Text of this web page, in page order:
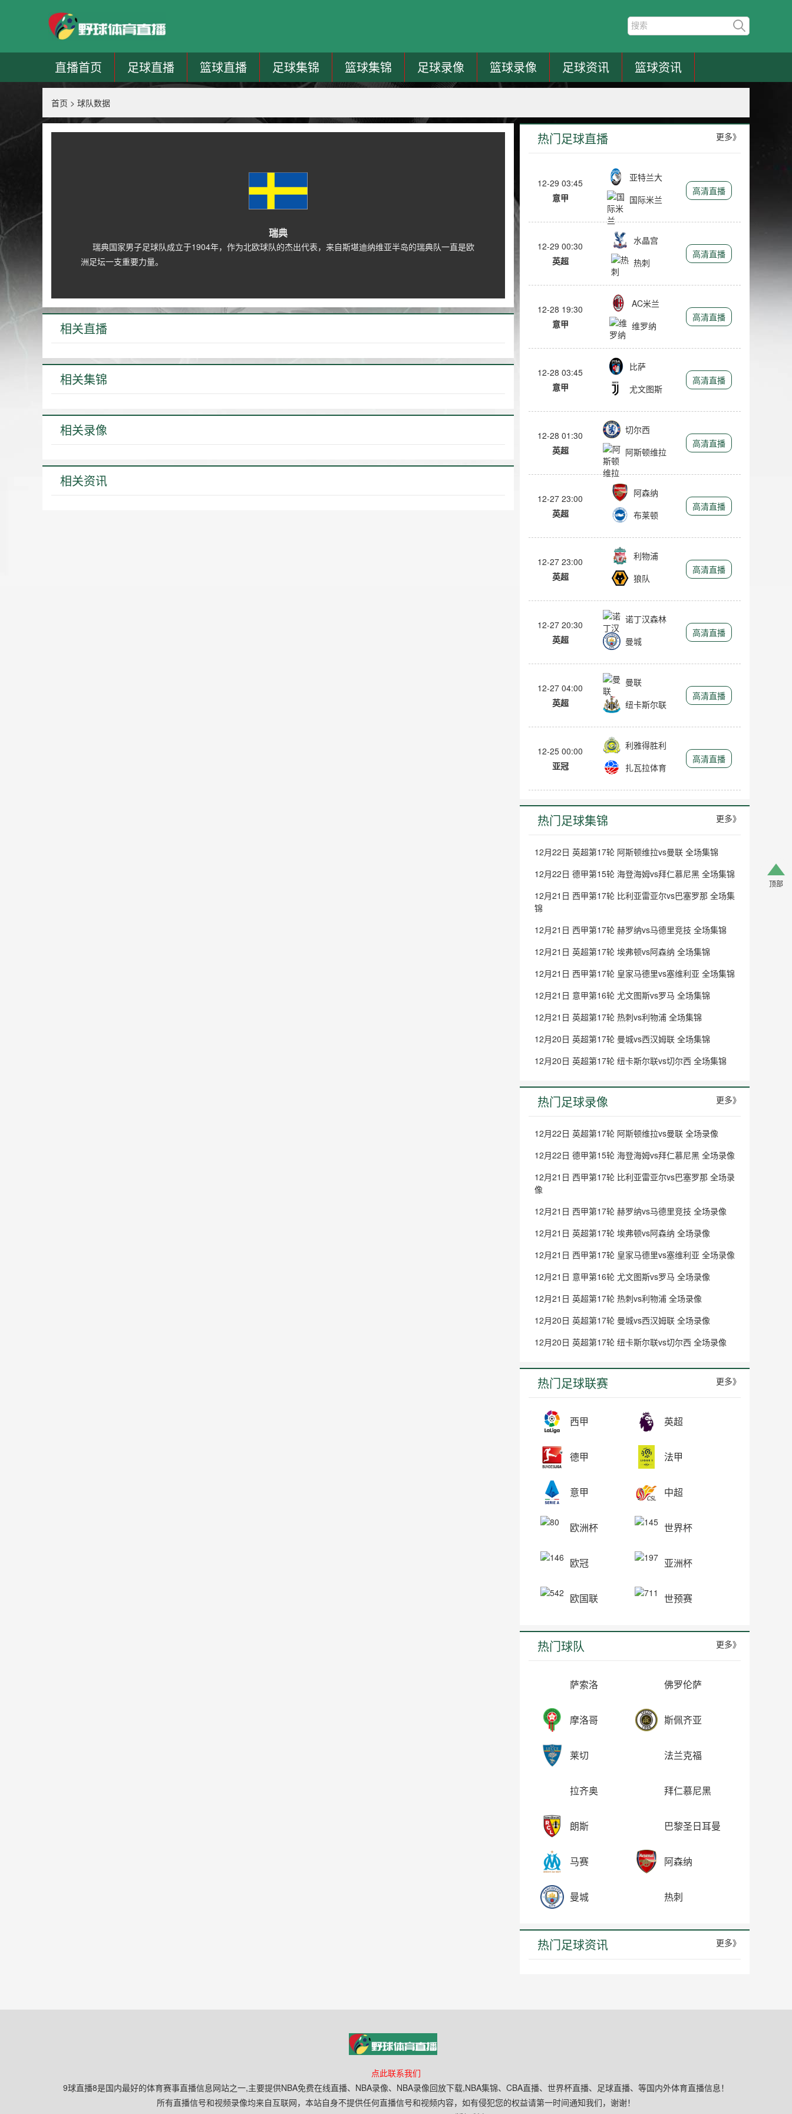
直播首页 足球直播 篮球直播 足球集锦 篮球集锦 足球录像 篮球录像 足球资讯 篮球资讯
首页 > 球队数据
瑞典
瑞典国家男子足球队成立于1904年，作为北欧球队的杰出代表，来自斯堪迪纳维亚半岛的瑞典队一直是欧
洲足坛一支重要力量。
相关直播
相关集锦
相关录像
相关资讯
热门足球直播 更多》
12-29 03:45
意甲
亚特兰大
国际米兰
高清直播
12-29 00:30
英超
水晶宫
热刺
高清直播
12-28 19:30
意甲
AC米兰
维罗纳
高清直播
12-28 03:45
意甲
比萨
尤文图斯
高清直播
12-28 01:30
英超
切尔西
阿斯顿维拉
高清直播
12-27 23:00
英超
阿森纳
布莱顿
高清直播
12-27 23:00
英超
利物浦
狼队
高清直播
12-27 20:30
英超
诺丁汉森林
曼城
高清直播
12-27 04:00
英超
曼联
纽卡斯尔联
高清直播
12-25 00:00
亚冠
利雅得胜利
扎瓦拉体育
高清直播
热门足球集锦 更多》
12月22日 英超第17轮 阿斯顿维拉vs曼联 全场集锦
12月22日 德甲第15轮 海登海姆vs拜仁慕尼黑 全场集锦
12月21日 西甲第17轮 比利亚雷亚尔vs巴塞罗那 全场集
锦
12月21日 西甲第17轮 赫罗纳vs马德里竞技 全场集锦
12月21日 英超第17轮 埃弗顿vs阿森纳 全场集锦
12月21日 西甲第17轮 皇家马德里vs塞维利亚 全场集锦
12月21日 意甲第16轮 尤文图斯vs罗马 全场集锦
12月21日 英超第17轮 热刺vs利物浦 全场集锦
12月20日 英超第17轮 曼城vs西汉姆联 全场集锦
12月20日 英超第17轮 纽卡斯尔联vs切尔西 全场集锦
热门足球录像 更多》
12月22日 英超第17轮 阿斯顿维拉vs曼联 全场录像
12月22日 德甲第15轮 海登海姆vs拜仁慕尼黑 全场录像
12月21日 西甲第17轮 比利亚雷亚尔vs巴塞罗那 全场录
像
12月21日 西甲第17轮 赫罗纳vs马德里竞技 全场录像
12月21日 英超第17轮 埃弗顿vs阿森纳 全场录像
12月21日 西甲第17轮 皇家马德里vs塞维利亚 全场录像
12月21日 意甲第16轮 尤文图斯vs罗马 全场录像
12月21日 英超第17轮 热刺vs利物浦 全场录像
12月20日 英超第17轮 曼城vs西汉姆联 全场录像
12月20日 英超第17轮 纽卡斯尔联vs切尔西 全场录像
热门足球联赛 更多》
西甲 英超
德甲 法甲
意甲 中超
欧洲杯 世界杯
欧冠 亚洲杯
欧国联 世预赛
热门球队 更多》
萨索洛 佛罗伦萨
摩洛哥 斯佩齐亚
莱切 法兰克福
拉齐奥 拜仁慕尼黑
朗斯 巴黎圣日耳曼
马赛 阿森纳
曼城 热刺
热门足球资讯 更多》
顶部
点此联系我们
9球直播8是国内最好的体育赛事直播信息网站之一,主要提供NBA免费在线直播、NBA录像、NBA录像回放下载,NBA集锦、CBA直播、世界杯直播、足球直播、等国内外体育直播信息！
所有直播信号和视频录像均来自互联网，本站自身不提供任何直播信号和视频内容，如有侵犯您的权益请第一时间通知我们，谢谢！